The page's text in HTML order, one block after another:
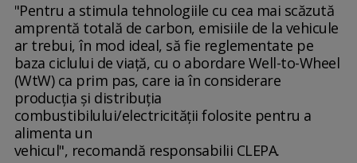
"Pentru a stimula tehnologiile cu cea mai scăzută
amprentă totală de carbon, emisiile de la vehicule
ar trebui, în mod ideal, să fie reglementate pe
baza ciclului de viaţă, cu o abordare Well-to-Wheel
(WtW) ca prim pas, care ia în considerare
producţia şi distribuţia
combustibilului/electricităţii folosite pentru a
alimenta un
vehicul", recomandă responsabilii CLEPA.